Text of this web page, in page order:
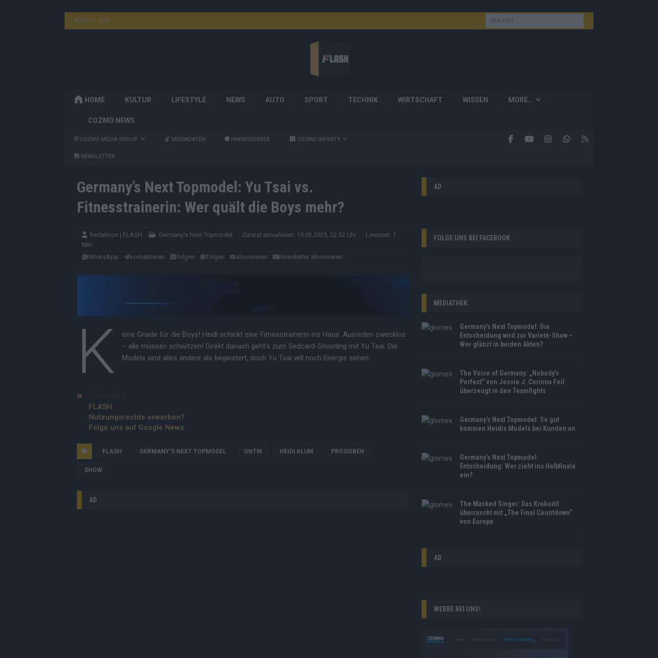
AUGUST 2026
HOME KULTUR LIFESTYLE NEWS AUTO SPORT TECHNIK WIRTSCHAFT WISSEN MORE…
COZMO NEWS
COZMO MEDIA GROUP MEDIADATEN HINWEISGEBER COZMO INFINITY
NEWSLETTER
Germany’s Next Topmodel: Yu Tsai vs.
Fitnesstrainerin: Wer quält die Boys mehr?
Redaktion | FLASH Germany's Next Topmodel · Zuletzt aktualisiert: 19.03.2025, 22:52 Uhr
· Lesezeit: 1
Min.
WhatsApp
kontaktieren folgen folgen abonnieren Newsletter abonnieren
K
eine Gnade für die Boys! Heidi schickt eine Fitnesstrainerin ins Haus. Ausreden zwecklos
– alle müssen schwitzen! Direkt danach geht’s zum Sedcard-Shooting mit Yu Tsai. Die
Models sind alles andere als begeistert, doch Yu Tsai will noch Energie sehen.
FLASH
Nutzungsrechte erwerben?
Folge uns auf Google News
FLASH GERMANY'S NEXT TOPMODEL GNTM HEIDI KLUM PROSIEBEN
SHOW
AD
AD
FOLGE UNS BEI FACEBOOK
MEDIATHEK
Germany’s Next Topmodel: Die
Entscheidung wird zur Varieté-Show –
Wer glänzt in beiden Akten?
The Voice of Germany: „Nobody’s
Perfect“ von Jessie J: Corinna Feil
überzeugt in den Teamfights
Germany’s Next Topmodel: So gut
kommen Heidis Models bei Kunden an
Germany’s Next Topmodel:
Entscheidung: Wer zieht ins Halbfinale
ein?
The Masked Singer: Das Krokodil
überrascht mit „The Final Countdown“
von Europe
AD
WERBE BEI UNS!